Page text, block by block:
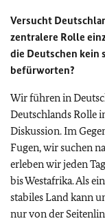
Versucht
zentralere Rolle
die Deutschen kein
befürworten?
Wir führen in
Deutschlands Rolle
Diskussion. Im
Fugen, wir suchen
erleben wir jeden
bis Westafrika. Als
stabiles Land kann
nur von der